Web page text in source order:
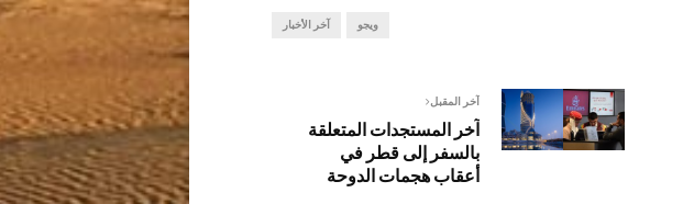
آخر الأخبار ويجو
آخر المقبل
آخر المستجدات المتعلقة
بالسفر إلى قطر في
أعقاب هجمات الدوحة